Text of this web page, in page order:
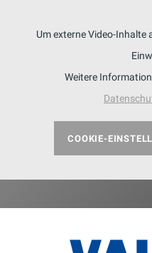
Um externe Video-Inhalte
Weitere
COOKIE-